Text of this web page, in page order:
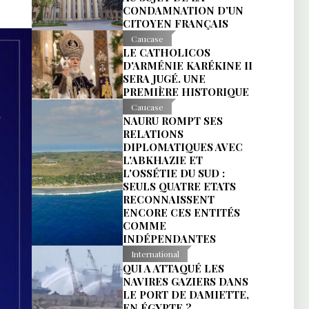
CONDAMNATION D’UN
CITOYEN FRANÇAIS
Caucase
LE CATHOLICOS
D'ARMÉNIE KARÉKINE II
SERA JUGÉ. UNE
PREMIÈRE HISTORIQUE
Caucase
NAURU ROMPT SES
RELATIONS
DIPLOMATIQUES AVEC
L'ABKHAZIE ET
L'OSSÉTIE DU SUD :
SEULS QUATRE ETATS
RECONNAISSENT
ENCORE CES ENTITÉS
COMME
INDÉPENDANTES
International
QUI A ATTAQUÉ LES
NAVIRES GAZIERS DANS
LE PORT DE DAMIETTE,